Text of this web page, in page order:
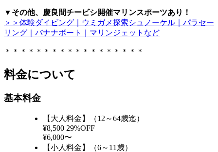
▼その他、慶良間チービシ開催マリンスポーツあり！
＞＞体験ダイビング｜ウミガメ探索シュノーケル｜パラセー
リング｜バナナボート｜マリンジェットなど
＊＊＊＊＊＊＊＊＊＊＊＊＊＊＊＊＊＊
料金について
基本料金
【大人料金】（12～64歳迄）
¥8,500 29%OFF
¥6,000〜
【小人料金】（6～11歳）